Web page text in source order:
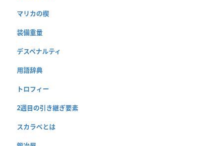
マリカの楔
装備重量
デスペナルティ
用語辞典
トロフィー
2週目の引き継ぎ要素
スカラベとは